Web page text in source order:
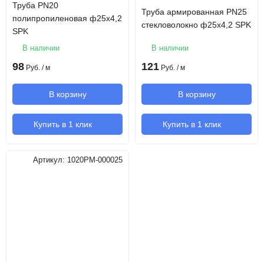
Труба PN20
полипропиленовая ф25х4,2
SPK
В наличии
98 Руб. / м
В корзину
Купить в 1 клик
Труба армированная PN25
стекловолокно ф25х4,2 SPK
В наличии
121 Руб. / м
В корзину
Купить в 1 клик
Артикул: 1020PM-000025